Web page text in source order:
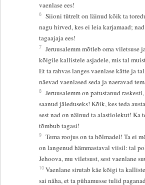
vaenlase ees!
6 Siioni tütrelt on läinud kõik ta
nagu hirved, kes ei leia karjamaad;
tagaajaja ees!
7 Jeruusalemm mõtleb oma viletsuse
kõigile kallistele asjadele, mis tal
Et ta rahvas langes vaenlase kätte ja
näevad vaenlased seda ja naeravad
8 Jeruusalemm on patustanud
saanud jäleduseks! Kõik, kes teda
sest nad on näinud ta alastiolekut! Ka
tõmbub tagasi!
9 Tema roojus on ta hõlmadel! Ta ei
on langenud hämmastaval viisil: tal
Jehoova, mu viletsust, sest vaenlane
10 Vaenlane sirutab käe kõigi ta
sai näha, et ta pühamusse tulid